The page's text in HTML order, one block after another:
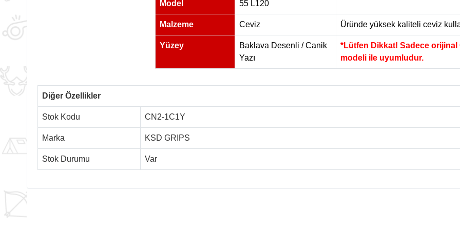
Model 55 L120
Malzeme Ceviz Üründe yüksek kaliteli ceviz
Yüzey
Baklava Desenli / Canik
Yazı
*Lütfen Dikkat! Sadece orijinal
modeli ile uyumludur.
Diğer Özellikler
Stok Kodu CN2-1C1Y
Marka KSD GRIPS
Stok Durumu Var